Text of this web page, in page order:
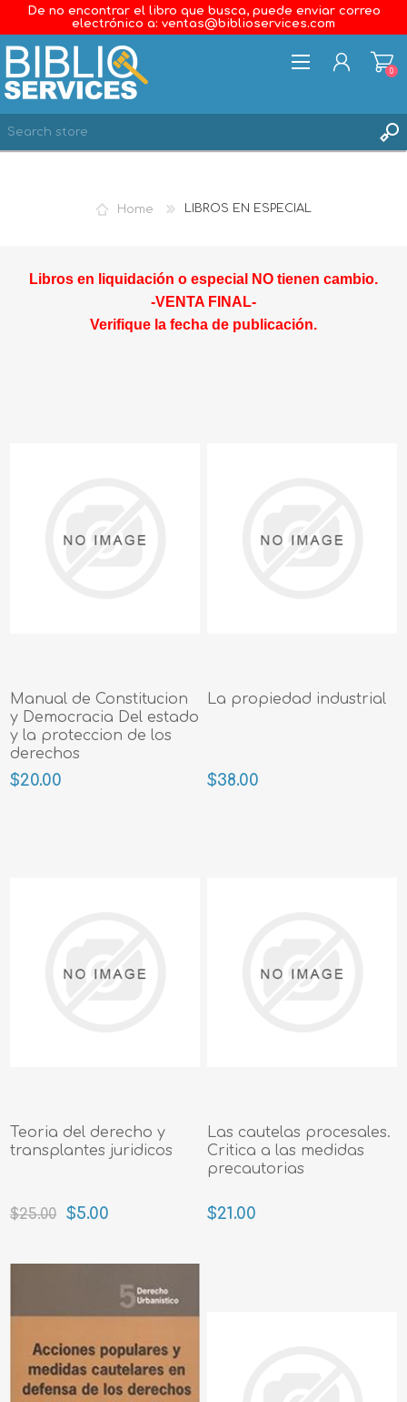
De no encontrar el libro que busca, puede enviar correo
electrónico a: ventas@biblioservices.com
0
Home LIBROS EN ESPECIAL
Libros en liquidación o especial NO tienen cambio.
-VENTA FINAL-
Verifique la fecha de publicación.
Manual de Constitucion
y Democracia Del estado
y la proteccion de los
derechos
$20.00
La propiedad industrial
$38.00
Teoria del derecho y
transplantes juridicos
$25.00 $5.00
Las cautelas procesales.
Critica a las medidas
precautorias
$21.00